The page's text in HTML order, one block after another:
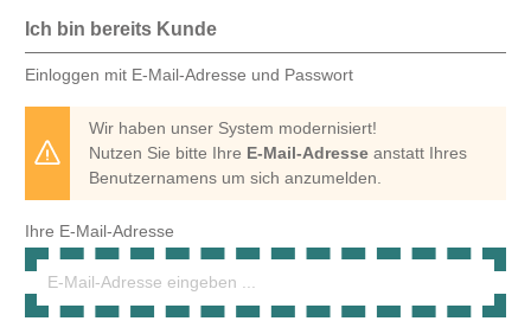
Ich bin bereits Kunde
Einloggen mit E-Mail-Adresse und Passwort
Wir haben unser System modernisiert!
Nutzen Sie bitte Ihre E-Mail-Adresse anstatt Ihres
Benutzernamens um sich anzumelden.
Ihre E-Mail-Adresse